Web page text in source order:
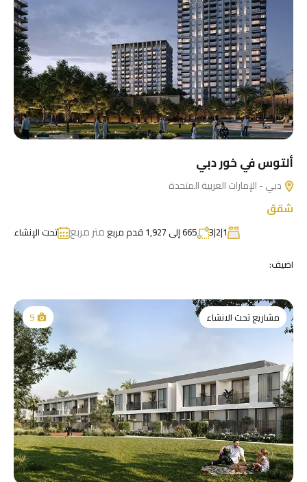
ألتوس في خور دبي
دبي - الإمارات العربية المتحدة
شقق
1|2|3 665 إلى 1,927 قدم مربع متر مربع
تحت الإنشاء
اضيف:
مشاريع تحت الانشاء 9